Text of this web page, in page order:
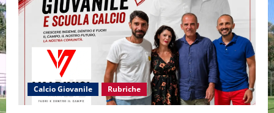
Calcio Giovanile Rubriche